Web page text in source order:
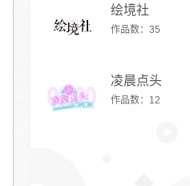
绘境社
作品数： 35
凌晨点头
作品数： 12